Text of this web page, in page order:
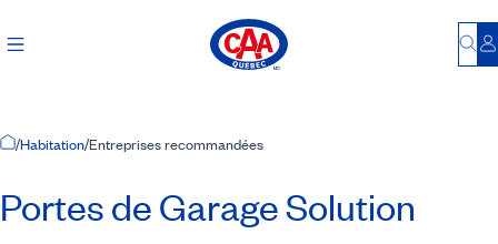
Accueil
/Habitation/Entreprises recommandées
Portes de Garage Solution